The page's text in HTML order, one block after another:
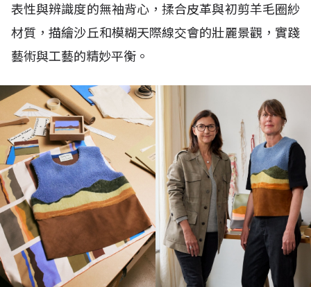
表性與辨識度的無袖背心，揉合皮革與初剪羊毛圈紗
材質，描繪沙丘和模糊天際線交會的壯麗景觀，實踐
藝術與工藝的精妙平衡。